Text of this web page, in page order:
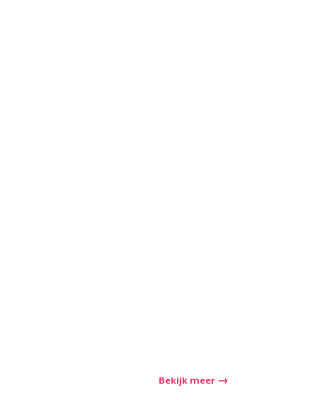
Bekijk meer